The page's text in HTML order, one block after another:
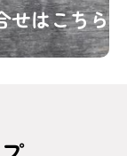
せはこちら